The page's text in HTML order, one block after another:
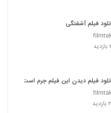
فیلم آشفتگی
فیلم دیدن این فیلم جرم است